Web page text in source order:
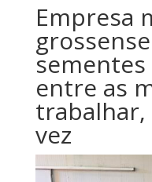
Empresa
entre as
trabalhar,
vez